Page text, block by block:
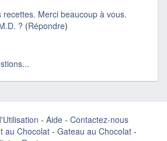
recettes. Merci beaucoup à vous.
? (Répondre)
- Aide - Contactez-nous
au Chocolat - Gateau au Chocolat -